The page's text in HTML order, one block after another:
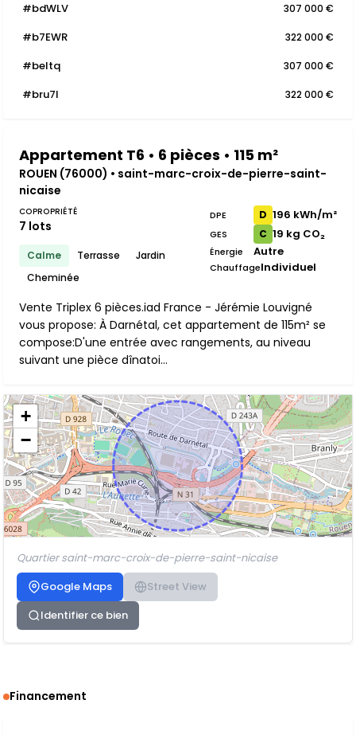
#bdWLV 307 000 €
#b7EWR 322 000 €
#beItq 307 000 €
#bru7I 322 000 €
Appartement T6 • 6 pièces • 115 m²
ROUEN (76000) • saint-marc-croix-de-pierre-saint-
nicaise
COPROPRIÉTÉ
7 lots
Calme Terrasse
Jardin
Cheminée
DPE D 196 kWh/m²
GES C 19 kg CO₂
Énergie Autre
ChauffageIndividuel
Vente Triplex 6 pièces.iad France - Jérémie Louvigné
vous propose: À Darnétal, cet appartement de 115m² se
compose:D'une entrée avec rangements, au niveau
suivant une pièce dînatoi...
+
−
Quartier saint-marc-croix-de-pierre-saint-nicaise
Google Maps
Street View
Identifier ce bien
Financement